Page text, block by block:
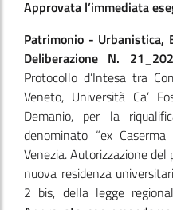
Approvata l’immediata
Patrimonio - Urbanistica,
Deliberazione N.
Protocollo d’Intesa tra
Veneto, Università Ca’
Demanio, per la
denominato “ex
Venezia. Autorizzazione
nuova residenza
2 bis, della legge